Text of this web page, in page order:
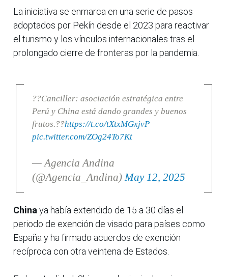
La iniciativa se enmarca en una serie de pasos
adoptados por Pekín desde el 2023 para reactivar
el turismo y los vínculos internacionales tras el
prolongado cierre de fronteras por la pandemia.
??Canciller: asociación estratégica entre
Perú y China está dando grandes y buenos
frutos.??https://t.co/tXtxMGxjvP
pic.twitter.com/ZOg24To7Kt
— Agencia Andina
(@Agencia_Andina)May 12, 2025
China ya había extendido de 15 a 30 días el
periodo de exención de visado para países como
España y ha firmado acuerdos de exención
recíproca con otra veintena de Estados.